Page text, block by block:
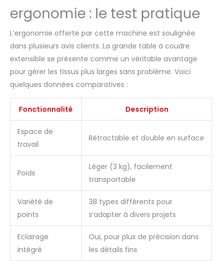
créer facilement des
projets époustouflants, le
corps, les connexions de
pré-couture et les outils de
couture sont en acier
inoxydable dur, matériau
soigné et sa qualité lui
permettent d'être utilisé
à 100 %】 Garantie de
qualité de 12 mois, si vous
avez des questions,
contacter, nous le
résoudrons pour vous dans
les 24 heures, Remarque
spéciale : veuillez lire
instructions après avoir
reçu la marchandise, le
guide comprend les
instructions pour la
machine à coudre
Introduction, comment
ergonomie : le test pratique
L’ergonomie offerte par cette machine est soulignée
dans plusieurs avis clients. La grande table à coudre
extensible se présente comme un véritable avantage
pour gérer les tissus plus larges sans problème. Voici
quelques données comparatives :
Fonctionnalité Description
Espace de
travail
Rétractable et double en surface
Poids
Léger (3 kg), facilement
transportable
Variété de
points
38 types différents pour
s’adapter à divers projets
Eclairage
intégré
Oui, pour plus de précision dans
les détails fins